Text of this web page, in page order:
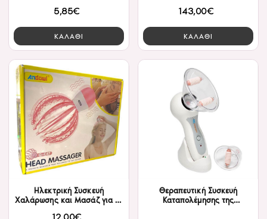
5,85€
ΚΑΛΑΘΙ
143,00€
ΚΑΛΑΘΙ
Ηλεκτρική Συσκευή
Χαλάρωσης και Μασάζ για το
12,00€
Θεραπευτική Συσκευή
Καταπολέμησης της